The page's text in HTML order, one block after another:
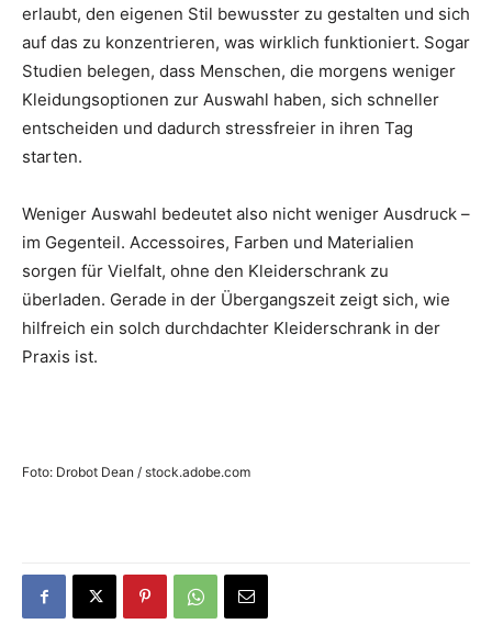
erlaubt, den eigenen Stil bewusster zu gestalten und sich
auf das zu konzentrieren, was wirklich funktioniert. Sogar
Studien belegen, dass Menschen, die morgens weniger
Kleidungsoptionen zur Auswahl haben, sich schneller
entscheiden und dadurch stressfreier in ihren Tag
starten.
Weniger Auswahl bedeutet also nicht weniger Ausdruck –
im Gegenteil. Accessoires, Farben und Materialien
sorgen für Vielfalt, ohne den Kleiderschrank zu
überladen. Gerade in der Übergangszeit zeigt sich, wie
hilfreich ein solch durchdachter Kleiderschrank in der
Praxis ist.
Foto: Drobot Dean / stock.adobe.com